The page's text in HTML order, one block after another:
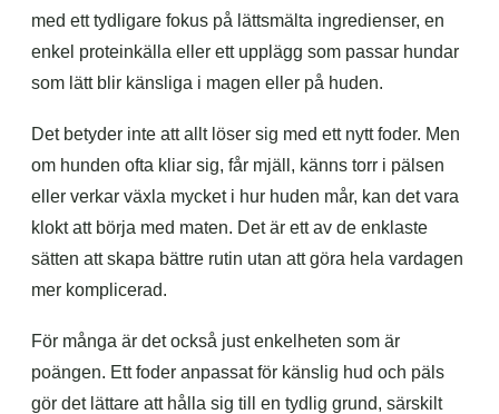
med ett tydligare fokus på lättsmälta ingredienser, en
enkel proteinkälla eller ett upplägg som passar hundar
som lätt blir känsliga i magen eller på huden.
Det betyder inte att allt löser sig med ett nytt foder. Men
om hunden ofta kliar sig, får mjäll, känns torr i pälsen
eller verkar växla mycket i hur huden mår, kan det vara
klokt att börja med maten. Det är ett av de enklaste
sätten att skapa bättre rutin utan att göra hela vardagen
mer komplicerad.
För många är det också just enkelheten som är
poängen. Ett foder anpassat för känslig hud och päls
gör det lättare att hålla sig till en tydlig grund, särskilt